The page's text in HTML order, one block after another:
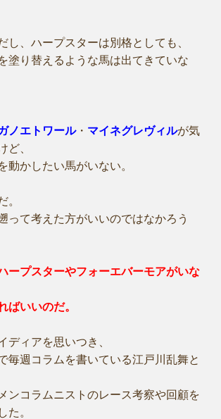
し、ハープスターは別格としても、
塗り替えるような馬は出てきていな
ノエトワール・ マイネグレヴィルが気
ど、
動かしたい馬がいない。
。
って考えた方がいいのではなかろう
ープスターやフォーエバーモアがいな
ばいいのだ。
ディアを思いつき、
毎週コラムを書いている江戸川乱舞と
ンコラムニストのレース考察や回顧を
た。